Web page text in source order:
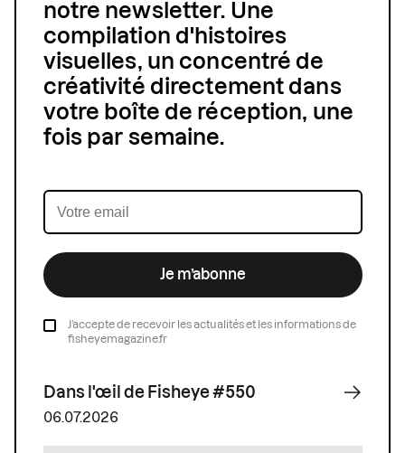
notre newsletter. Une
compilation d'histoires
visuelles, un concentré de
créativité directement dans
votre boîte de réception, une
fois par semaine.
Je m’abonne
J’accepte de recevoir les actualités et les informations de
fisheyemagazine.fr
Dans l'œil de Fisheye #550
06.07.2026